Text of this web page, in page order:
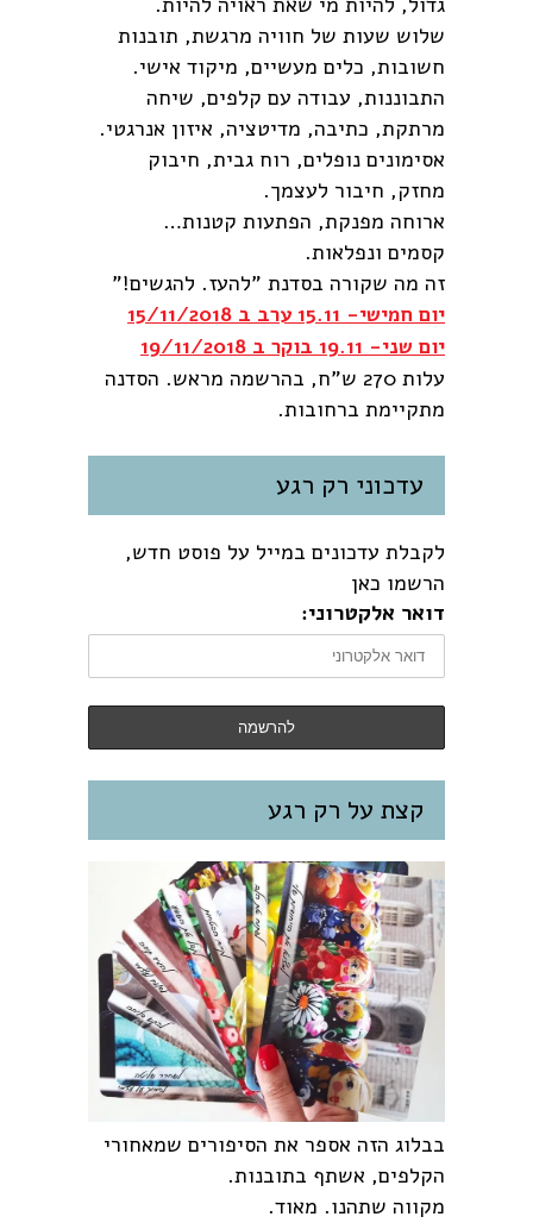
שלוש שעות של חוויה מרגשת, תובנות
חשובות, כלים מעשיים, מיקוד אישי.
התבוננות, עבודה עם קלפים, שיחה
מרתקת, כתיבה, מדיטציה, איזון אנרגטי.
אסימונים נופלים, רוח גבית, חיבוק
מחזק, חיבור לעצמך.
ארוחה מפנקת, הפתעות קטנות…
קסמים ונפלאות.
זה מה שקורה בסדנת "להעז. להגשים!"
יום חמישי- 15.11 ערב ב 15/11/2018
יום שני- 19.11 בוקר ב 19/11/2018
עלות 270 ש"ח, בהרשמה מראש. הסדנה
מתקיימת ברחובות.
עדכוני רק רגע
לקבלת עדכונים במייל על פוסט חדש,
הרשמו כאן
דואר אלקטרוני:
קצת על רק רגע
בבלוג הזה אספר את הסיפורים שמאחורי
הקלפים, אשתף בתובנות.
מקווה שתהנו. מאוד.